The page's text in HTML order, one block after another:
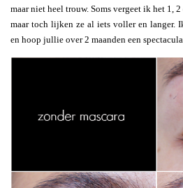
maar niet heel trouw. Soms vergeet ik het 1,
maar toch lijken ze al iets voller en langer.
en hoop jullie over 2 maanden een